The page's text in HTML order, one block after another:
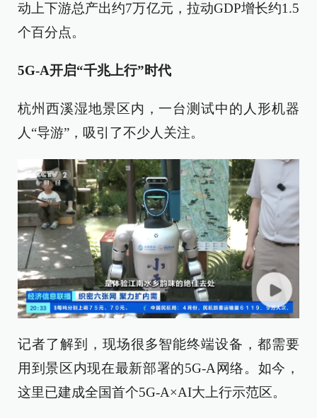
动上下游总产出约7万亿元，拉动GDP增长约1.5
个百分点。
5G-A开启“千兆上行”时代
杭州西溪湿地景区内，一台测试中的人形机器
人“导游”，吸引了不少人关注。
记者了解到，现场很多智能终端设备，都需要
用到景区内现在最新部署的5G-A网络。如今，
这里已建成全国首个5G-A×AI大上行示范区。